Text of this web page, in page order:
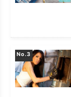
No.